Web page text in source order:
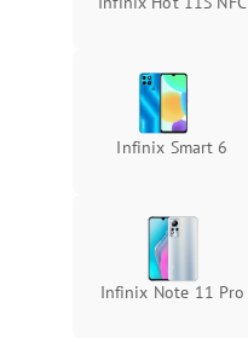
Infinix Smart 6
Infinix Note 11 Pro